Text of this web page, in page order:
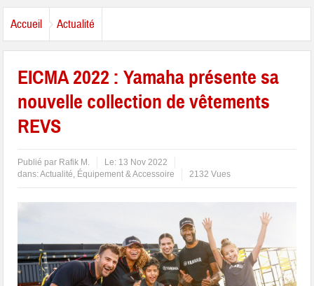
Accueil Actualité
EICMA 2022 : Yamaha présente sa
nouvelle collection de vêtements
REVS
Publié par Rafik M. Le: 13 Nov 2022
dans:Actualité, Équipement & Accessoire 2132 Vues